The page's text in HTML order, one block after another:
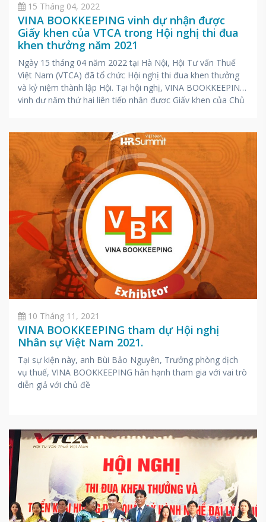
15 Tháng 04, 2022
VINA BOOKKEEPING vinh dự nhận được
Giấy khen của VTCA trong Hội nghị thi đua
khen thưởng năm 2021
Ngày 15 tháng 04 năm 2022 tại Hà Nội, Hội Tư vấn Thuế
Việt Nam (VTCA) đã tổ chức Hội nghị thi đua khen thưởng
và kỷ niệm thành lập Hội. Tại hội nghị, VINA BOOKKEEPING
vinh dự năm thứ hai liên tiếp nhận được Giấy khen của Chủ
10 Tháng 11, 2021
VINA BOOKKEEPING tham dự Hội nghị
Nhân sự Việt Nam 2021.
Tại sự kiện này, anh Bùi Bảo Nguyên, Trưởng phòng dịch
vụ thuế, VINA BOOKKEEPING hân hạnh tham gia với vai trò
diễn giả với chủ đề